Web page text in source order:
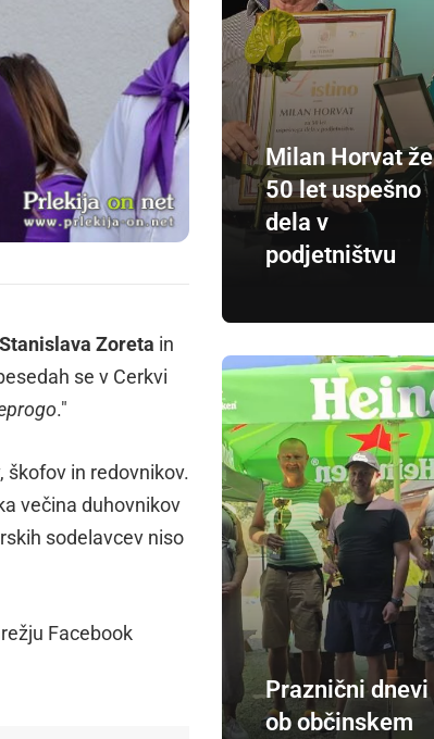
Stanislava Zoreta in
se v Cerkvi
."
škofov in redovnikov.
večina duhovnikov
sodelavcev niso
Facebook
Milan Horvat že
50 let uspešno
dela v
podjetništvu
Praznični dnevi
ob občinskem